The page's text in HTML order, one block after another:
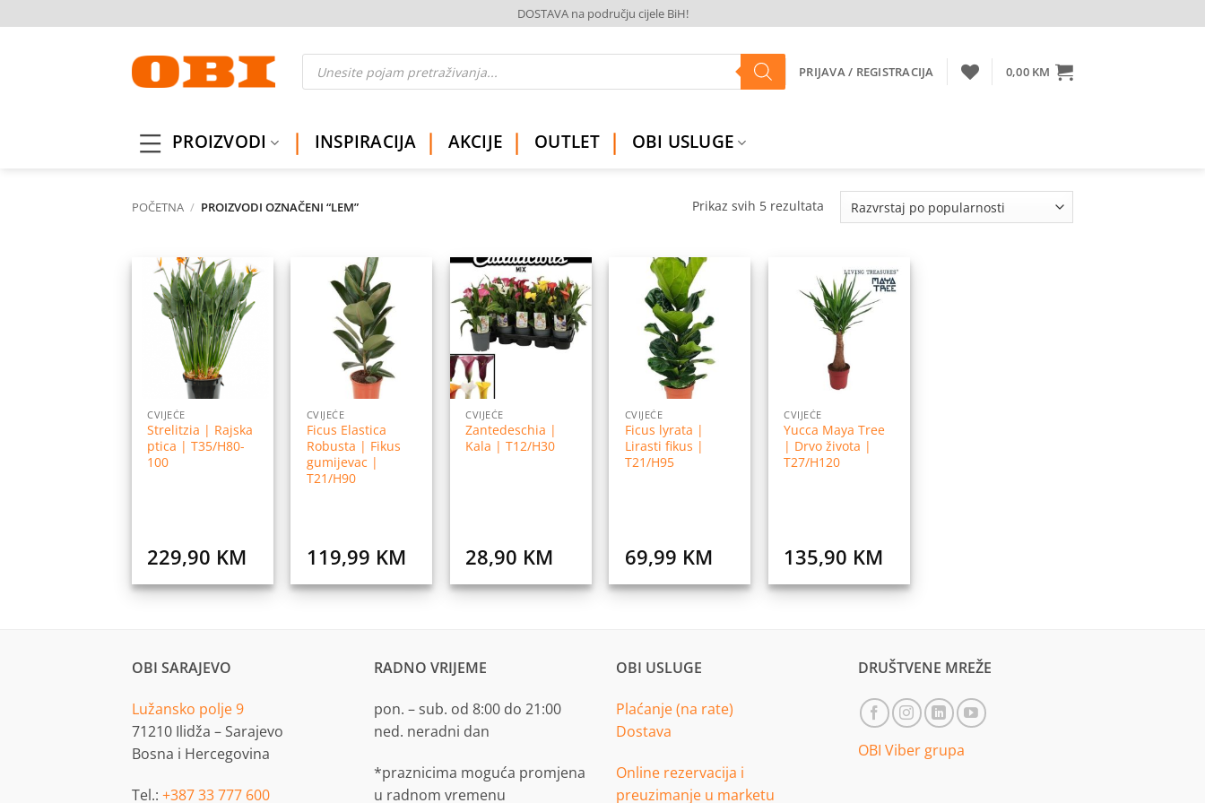
to
DOSTAVA na području cijele BiH!
Products
search PRIJAVA / REGISTRACIJA 0,00 KM
PROIZVODI INSPIRACIJA AKCIJE OUTLET OBI USLUGE
POČETNA / PROIZVODI OZNAČENI “LEM” Prikaz svih 5 rezultataSorted
Dodaj
na
listu
CVIJEĆE
Strelitzia | Rajska
ptica | T35/H80-
100
229,90 KM
Dodaj
želja
CVIJEĆE
Ficus Elastica
Robusta | Fikus
gumijevac |
T21/H90
119,99 KM
Dodaj
na
listu
želja
CVIJEĆE
Zantedeschia |
Kala | T12/H30
28,90 KM
želja
CVIJEĆE
Ficus lyrata |
Lirasti fikus |
T21/H95
69,99 KM
Dodaj
CVIJEĆE
Yucca Maya Tree
| Drvo života |
T27/H120
135,90 KM
OBI SARAJEVO
Lužansko polje 9
71210 Ilidža – Sarajevo
Bosna i Hercegovina
Tel.: +387 33 777 600
RADNO VRIJEME
pon. – sub. od 8:00 do 21:00
ned. neradni dan
*praznicima moguća promjena
u radnom vremenu
OBI USLUGE
Plaćanje (na rate)
Dostava
Online rezervacija i
preuzimanje u marketu
DRUŠTVENE MREŽE
OBI Viber grupa